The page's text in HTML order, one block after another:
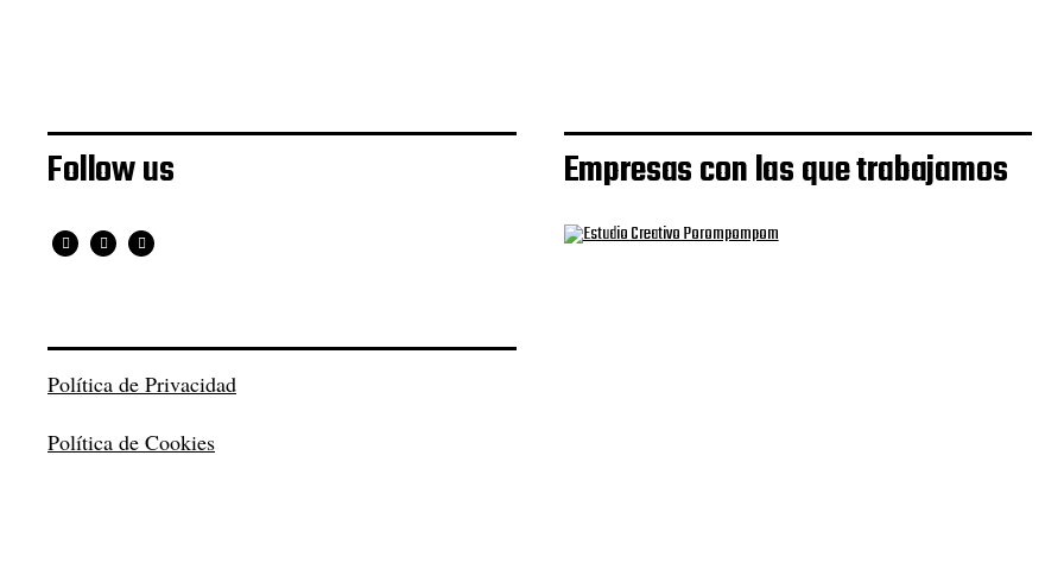
Follow us
Política de Privacidad
Política de Cookies
Empresas con las que trabajamos